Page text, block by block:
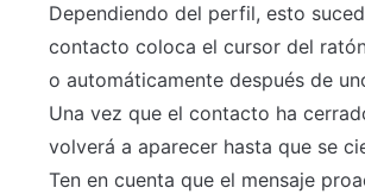
Dependiendo del perfil, esto
contacto coloca el cursor del
o automáticamente después de
Una vez que el contacto ha
volverá a aparecer hasta que se
Ten en cuenta que el mensaje